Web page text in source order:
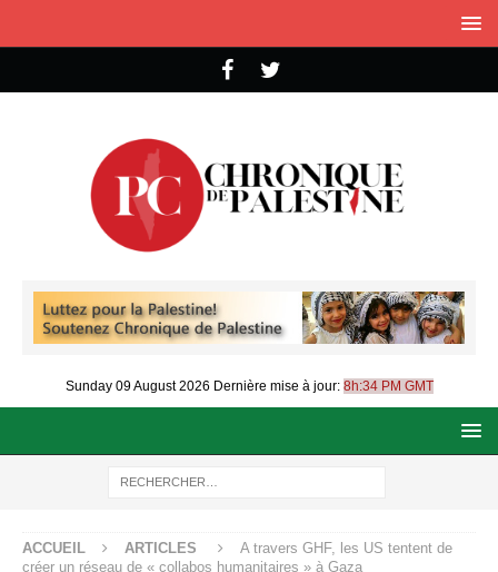
Sunday 09 August 2026 Dernière mise à jour: 8h:34 PM GMT
ACCUEIL ARTICLES
A travers GHF, les US tentent de
créer un réseau de « collabos humanitaires » à Gaza